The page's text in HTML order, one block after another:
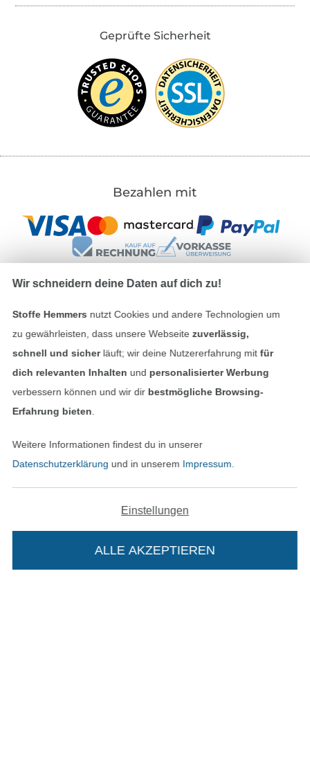
In deinen Warenkorb
Geprüfte Sicherheit
Bezahlen mit
Unsere Versandpartner
AGB
Datenschutz
Kontakt
In den deutschen Shop wechseln (aktuell
Wir schneidern deine Daten auf dich zu!
Stoffe Hemmers nutzt Cookies und andere Technologien um
zu gewährleisten, dass unsere Webseite zuverlässig,
schnell und sicherläuft; wir deine Nutzererfahrung mitfür
dich relevanten Inhalten und personalisierter Werbung
verbessern können und wir dir bestmögliche Browsing-
Erfahrung bieten
Weitere Informationen findest du in unserer
Datenschutzerklärung und in unserem Impressum
Einstellungen
ALLE AKZEPTIEREN